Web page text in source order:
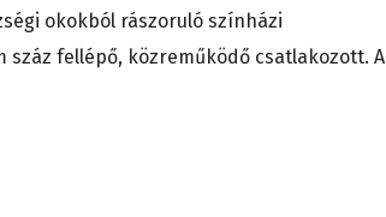
okokból rászoruló színházi
száz fellépő, közreműködő csatlakozott. A